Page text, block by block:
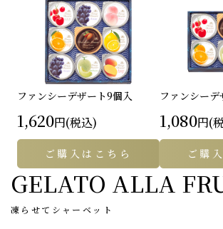
ファンシーデザート9個入
1,620円(税込)
ご購入はこちら
ファンシーデ
1,080円(
ご購
GELATO ALLA
凍らせてシャーベット